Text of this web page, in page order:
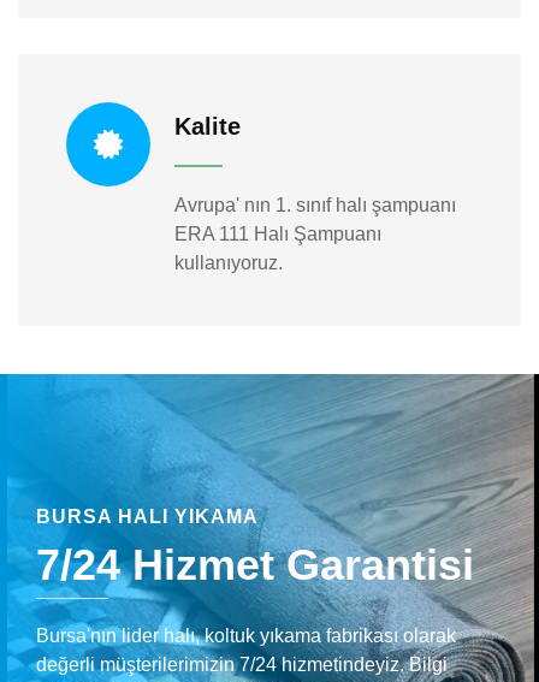
Kalite
Avrupa' nın 1. sınıf halı şampuanı
ERA 111 Halı Şampuanı
kullanıyoruz.
BURSA HALI YIKAMA
7/24 Hizmet Garantisi
Bursa'nın lider halı, koltuk yıkama fabrikası olarak
değerli müşterilerimizin 7/24 hizmetindeyiz. Bilgi